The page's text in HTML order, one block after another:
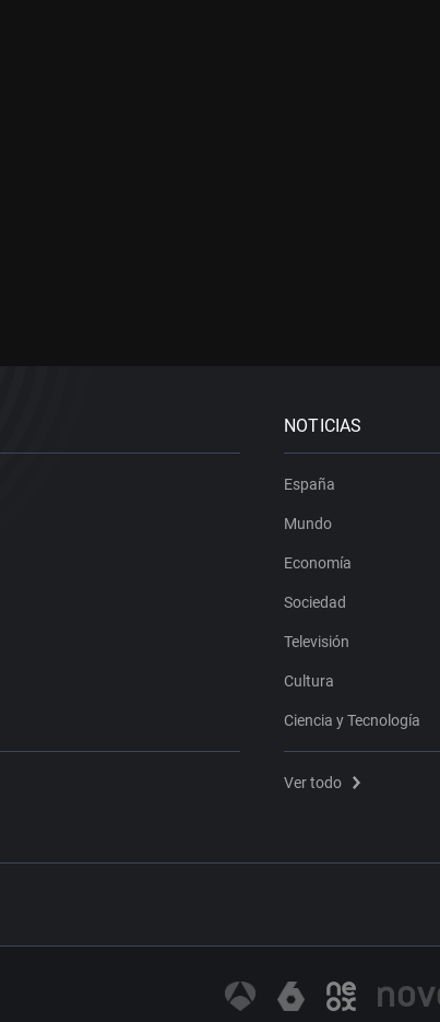
NOTICIAS
España
Mundo
Economía
Sociedad
Televisión
Cultura
Ciencia y Tecnología
Ver todo